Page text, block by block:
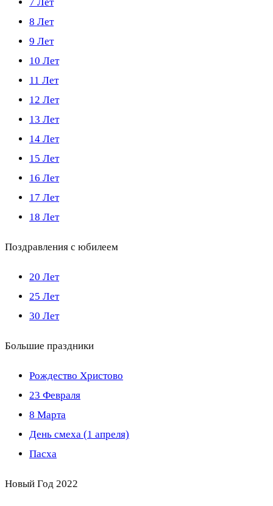
8 Лет
9 Лет
10 Лет
11 Лет
12 Лет
13 Лет
14 Лет
15 Лет
16 Лет
17 Лет
18 Лет
Поздравления с юбилеем
20 Лет
25 Лет
30 Лет
Большие праздники
Рождество Христово
23 Февраля
8 Марта
День смеха (1 апреля)
Пасха
Новый Год 2022